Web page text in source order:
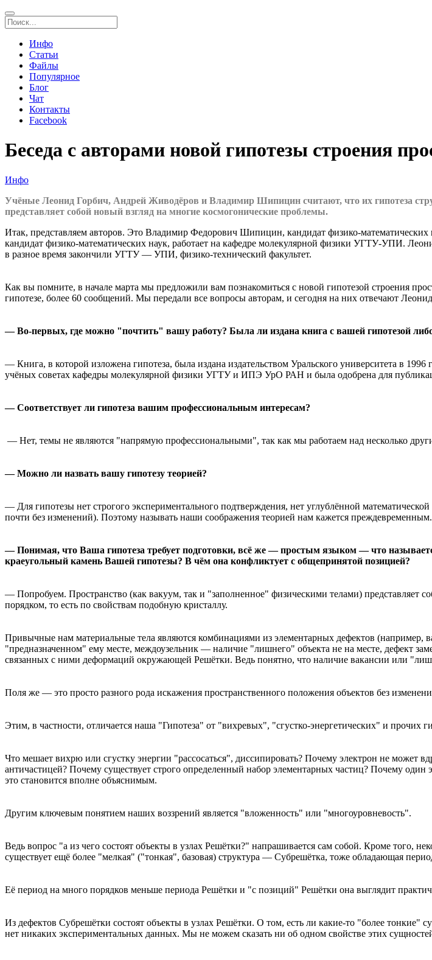
Инфо
Статьи
Файлы
Популярное
Блог
Чат
Контакты
Facebook
Беседа с авторами новой гипотезы строения
Инфо
Учёные Леонид Горбич, Андрей Живодёров и Владимир Шипицин считают, что их гипотеза
представляет собой новый взгляд на многие космогонические проблемы.
Итак, представляем авторов. Это Владимир Федорович Шипицин, кандидат физико-
кандидат физико-математических наук, работает на кафедре молекулярной физики УГТУ-УПИ.
в разное время закончили УГТУ — УПИ, физико-технический факультет.
Как вы помните, в начале марта мы предложили вам познакомиться с новой гипотезой строения
гипотезе, более 60 сообщений. Мы передали все вопросы авторам, и сегодня на них отвечают
— Во-первых, где можно "почтить" вашу работу? Была ли издана книга с вашей гипотезой либо
— Книга, в которой изложена гипотеза, была издана издательством Уральского университета в
учёных советах кафедры молекулярной физики УГТУ и ИПЭ УрО РАН и была одобрена для
— Соответствует ли гипотеза вашим профессиональным интересам?
— Нет, темы не являются "напрямую профессиональными", так как мы работаем над несколько
— Можно ли назвать вашу гипотезу теорией?
— Для гипотезы нет строгого экспериментального подтверждения, нет углублённой
почти без изменений). Поэтому называть наши соображения теорией нам кажется
— Понимая, что Ваша гипотеза требует подготовки, всё же — простым языком — что
краеугольный камень Вашей гипотезы? В чём она конфликтует с общепринятой позицией?
— Попробуем. Пространство (как вакуум, так и "заполненное" физическими телами)
порядком, то есть по свойствам подобную кристаллу.
Привычные нам материальные тела являются комбинациями из элементарных дефектов (например,
"предназначенном" ему месте, междоузельник — наличие "лишнего" объекта не на месте, дефект
связанных с ними деформаций окружающей Решётки. Ведь понятно, что наличие вакансии или
Поля же — это просто разного рода искажения пространственного положения объектов без
Этим, в частности, отличается наша "Гипотеза" от "вихревых", "сгустко-энергетических" и прочих
Что мешает вихрю или сгустку энергии "рассосаться", диссипировать? Почему электрон не может
античастицей? Почему существует строго определенный набор элементарных частиц? Почему
это становится вполне объяснимым.
Другим ключевым понятием наших воззрений является "вложенность" или "многоуровневость".
Ведь вопрос "а из чего состоят объекты в узлах Решётки?" напрашивается сам собой. Кроме того,
существует ещё более "мелкая" ("тонкая", базовая) структура — Субрешётка, тоже обладающая
Её период на много порядков меньше периода Решётки и "с позиций" Решётки она выглядит
Из дефектов Субрешётки состоят объекты в узлах Решётки. О том, есть ли какие-то "более
нет никаких экспериментальных данных. Мы не можем сказать ни об одном свойстве этих